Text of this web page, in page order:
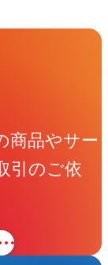
商品やサー
引のご依